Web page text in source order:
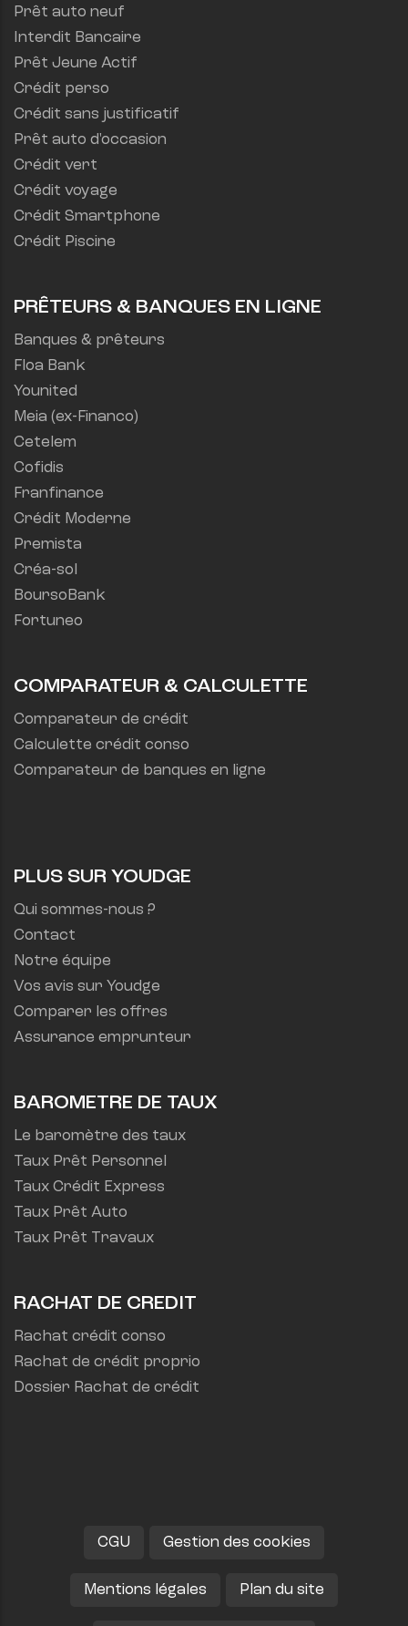
Prêt auto neuf
Interdit Bancaire
Prêt Jeune Actif
Crédit perso
Crédit sans justificatif
Prêt auto d'occasion
Crédit vert
Crédit voyage
Crédit Smartphone
Crédit Piscine
PRÊTEURS & BANQUES EN LIGNE
Banques & prêteurs
Floa Bank
Younited
Meia (ex-Financo)
Cetelem
Cofidis
Franfinance
Crédit Moderne
Premista
Créa-sol
BoursoBank
Fortuneo
COMPARATEUR & CALCULETTE
Comparateur de crédit
Calculette crédit conso
Comparateur de banques en ligne
PLUS SUR YOUDGE
Qui sommes-nous ?
Contact
Notre équipe
Vos avis sur Youdge
Comparer les offres
Assurance emprunteur
BAROMETRE DE TAUX
Le baromètre des taux
Taux Prêt Personnel
Taux Crédit Express
Taux Prêt Auto
Taux Prêt Travaux
RACHAT DE CREDIT
Rachat crédit conso
Rachat de crédit proprio
Dossier Rachat de crédit
CGU Gestion des cookies
Mentions légales Plan du site